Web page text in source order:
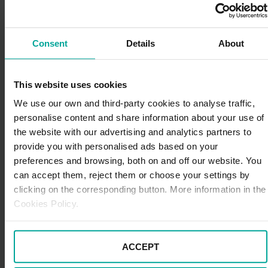
Consent Details About
This website uses cookies
We use our own and third-party cookies to analyse traffic,
personalise content and share information about your use of
the website with our advertising and analytics partners to
provide you with personalised ads based on your
preferences and browsing, both on and off our website. You
can accept them, reject them or choose your settings by
clicking on the corresponding button. More information in the
Cookies Policy.
ACCEPT
extranjera?
detectemos algún problema de forma, podemos iniciar
seguir distintos pasos:
Revisar la notificación:verificaremos que
formalmente es correcta y que está redactada en
español.
Comprobar los plazos y la forma de
presentación:seguidamente nos fijaremos hasta
cuándo podemos presentar el recurso y a través
(fotografías, tiques de
acrediten nuestra versión.